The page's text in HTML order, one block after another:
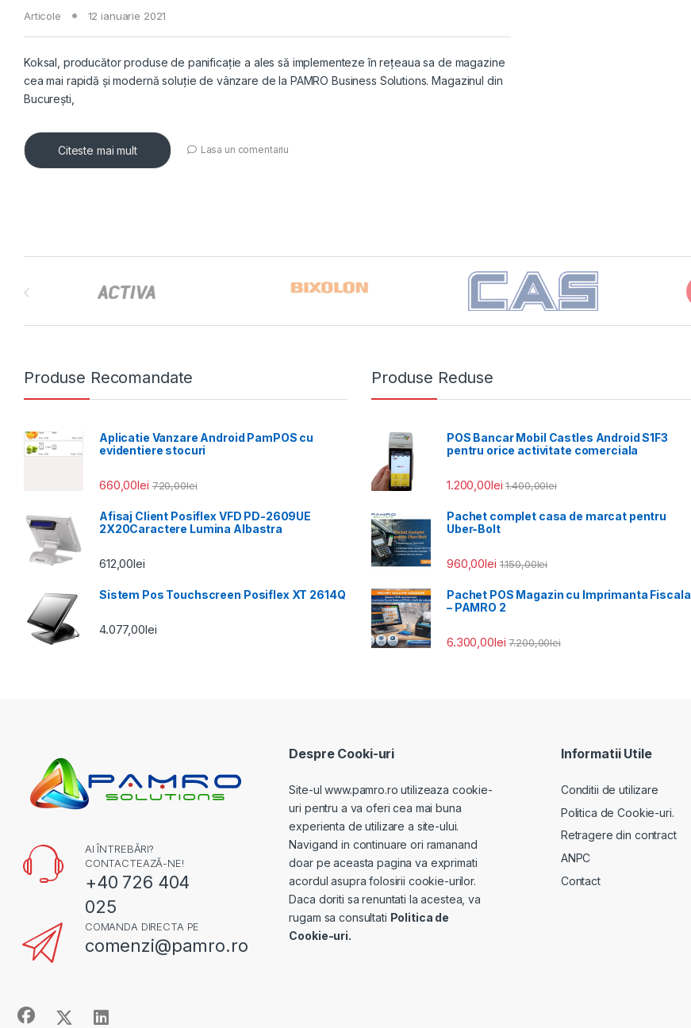
Articole 12 ianuarie 2021
Koksal, producător produse de panificație a ales să implementeze în rețeaua sa de magazine
cea mai rapidă și modernă soluție de vânzare de la PAMRO Business Solutions. Magazinul din
București,
Citeste mai mult Lasa un comentariu
Produse Recomandate
Aplicatie Vanzare Android PamPOS cu
evidentiere stocuri
660,00lei 720,00lei
Afisaj Client Posiflex VFD PD-2609UE
2X20Caractere Lumina Albastra
612,00lei
Sistem Pos Touchscreen Posiflex XT 2614Q
4.077,00lei
Produse Reduse
POS Bancar Mobil Castles Android S1F3
pentru orice activitate comerciala
1.200,00lei 1.400,00lei
Pachet complet casa de marcat pentru
Uber-Bolt
960,00lei 1.150,00lei
Pachet POS Magazin cu Imprimanta Fiscala
– PAMRO 2
6.300,00lei 7.200,00lei
AI ÎNTREBĂRI?
CONTACTEAZĂ-NE!
+40 726 404
025
COMANDA DIRECTA PE
comenzi@pamro.ro
Despre Cooki-uri
Site-ul www.pamro.ro utilizeaza cookie-
uri pentru a va oferi cea mai buna
experienta de utilizare a site-ului.
Navigand in continuare ori ramanand
doar pe aceasta pagina va exprimati
acordul asupra folosirii cookie-urilor.
Daca doriti sa renuntati la acestea, va
rugam sa consultati Politica de
Cookie-uri.
Informatii Utile
Conditii de utilizare
Politica de Cookie-uri.
Retragere din contract
ANPC
Contact